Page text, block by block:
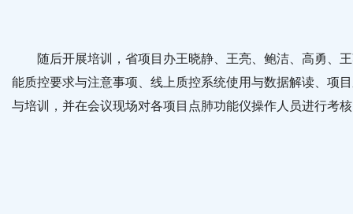
随后开展培训，省项目办王晓静、王亮、鲍洁、高勇、王
能质控要求与注意事项、线上质控系统使用与数据解读、项
与培训，并在会议现场对各项目点肺功能仪操作人员进行考